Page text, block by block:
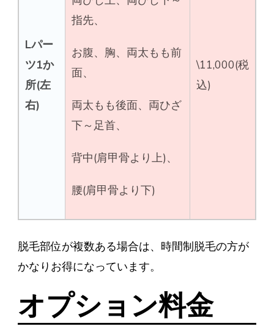
Lパー
ツ1か
所(左
右)
指先、
お腹、胸、両太もも前
面、
両太もも後面、両ひざ
下～足首、
背中(肩甲骨より上)、
腰(肩甲骨より下)
\11,000(税
込)
脱毛部位が複数ある場合は、時間制脱毛の方が
かなりお得になっています。
オプション料金